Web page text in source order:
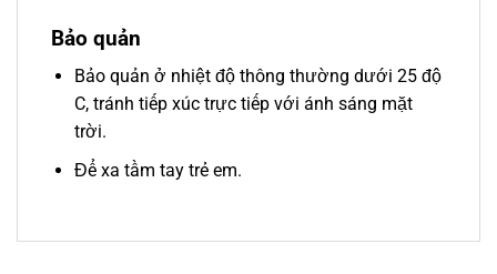
Bảo quản
Bảo quản ở nhiệt độ thông thường dưới 25 độ
C, tránh tiếp xúc trực tiếp với ánh sáng mặt
trời.
Để xa tầm tay trẻ em.